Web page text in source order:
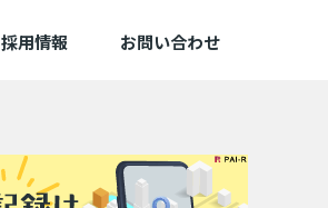
採用情報 お問い合わせ